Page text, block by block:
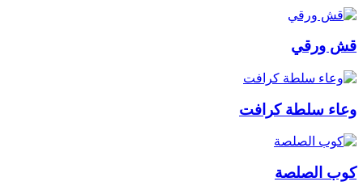
قش ورقي
وعاء سلطة كرافت
كوب الصلصة